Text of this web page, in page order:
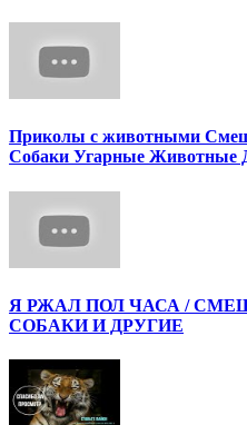
Приколы с животными
Собаки Угарные
Я РЖАЛ ПОЛ ЧАСА /
СОБАКИ И ДРУГИЕ